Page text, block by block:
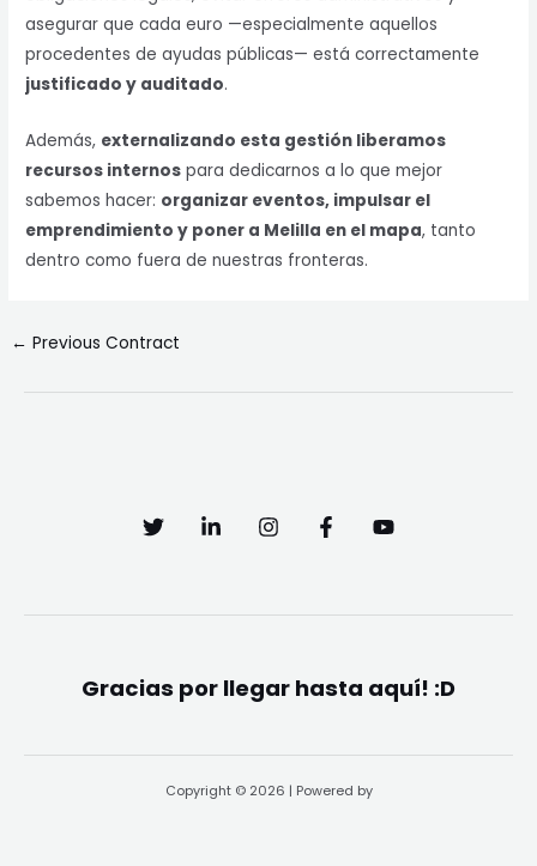
asegurar que cada euro —especialmente aquellos
procedentes de ayudas públicas— está correctamente
justificado y auditado.
Además, externalizando esta gestión liberamos
recursos internos para dedicarnos a lo que mejor
sabemos hacer: organizar eventos, impulsar el
emprendimiento y poner a Melilla en el mapa, tanto
dentro como fuera de nuestras fronteras.
← Previous Contract
Gracias por llegar hasta aquí! :D
Copyright © 2026 | Powered by